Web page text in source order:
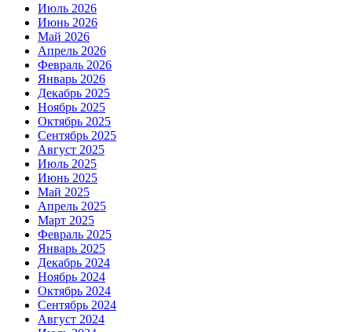
Июль 2026
Июнь 2026
Май 2026
Апрель 2026
Февраль 2026
Январь 2026
Декабрь 2025
Ноябрь 2025
Октябрь 2025
Сентябрь 2025
Август 2025
Июль 2025
Июнь 2025
Май 2025
Апрель 2025
Март 2025
Февраль 2025
Январь 2025
Декабрь 2024
Ноябрь 2024
Октябрь 2024
Сентябрь 2024
Август 2024